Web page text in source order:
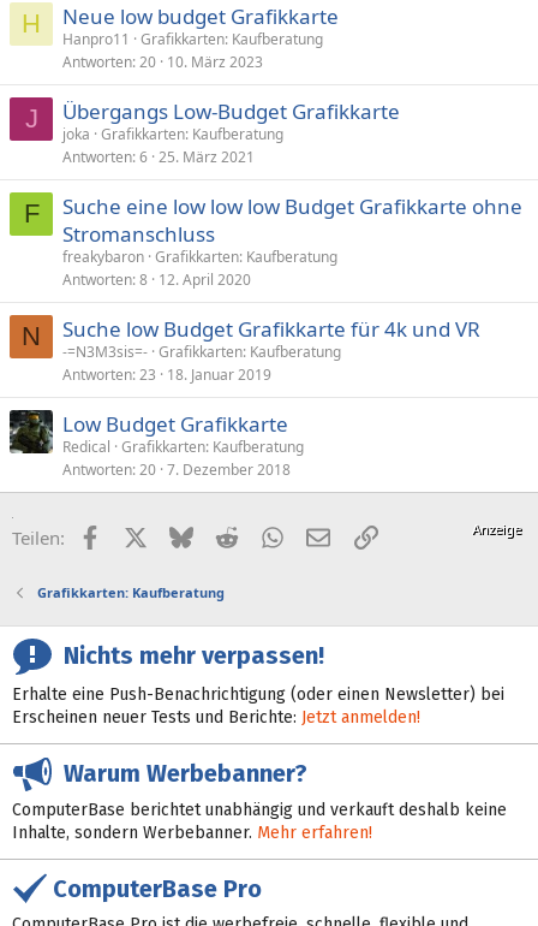
H Neue low budget Grafikkarte
Hanpro11
Grafikkarten: Kaufberatung
Antworten 20 10. März 2023
J Übergangs Low-Budget Grafikkarte
joka Grafikkarten: Kaufberatung
Antworten 6 25. März 2021
F
Suche eine low low low Budget Grafikkarte ohne
Stromanschluss
freakybaron Grafikkarten: Kaufberatung
Antworten 8 12. April 2020
N Suche low Budget Grafikkarte für 4k und VR
-=N3M3sis=- Grafikkarten: Kaufberatung
Antworten 23 18. Januar 2019
Low Budget Grafikkarte
Redical Grafikkarten: Kaufberatung
Antworten 20 7. Dezember 2018
Teilen: FacebookX (Twitter)
BlueskyRedditWhatsApp
E-MailLink
Grafikkarten: Kaufberatung
Nichts mehr verpassen!
Erhalte eine Push-Benachrichtigung (oder einen Newsletter) bei
Erscheinen neuer Tests und Berichte: Jetzt anmelden!
Warum Werbebanner?
ComputerBase berichtet unabhängig und verkauft deshalb keine
Inhalte, sondern Werbebanner. Mehr erfahren!
ComputerBase Pro